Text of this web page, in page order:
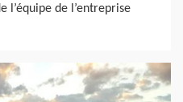
l’équipe de l’entreprise